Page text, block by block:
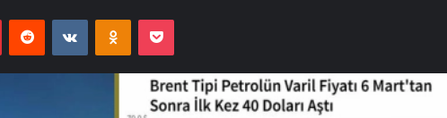
PinterestReddit VKontakteOdnoklassniki
Pocket